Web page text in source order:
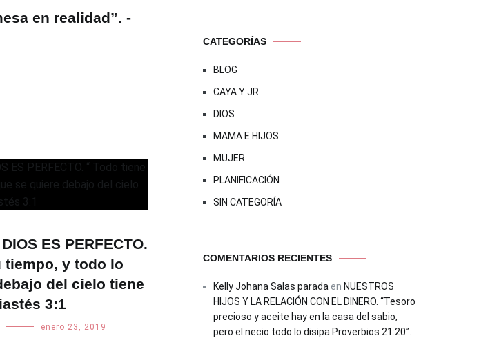
en realidad”. -
ES PERFECTO.
tiempo, y todo lo
del cielo tiene
3:1
enero 23, 2019
CATEGORÍAS
BLOG
CAYA Y JR
DIOS
MAMA E HIJOS
MUJER
PLANIFICACIÓN
SIN CATEGORÍA
COMENTARIOS RECIENTES
Kelly Johana Salas parada en NUESTROS
HIJOS Y LA RELACIÓN CON EL DINERO. “Tesoro
precioso y aceite hay en la casa del sabio,
pero el necio todo lo disipa Proverbios 21:20”.